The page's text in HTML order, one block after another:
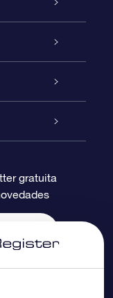
gratuita